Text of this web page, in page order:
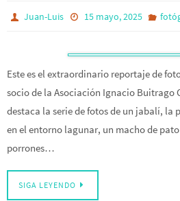
Juan-Luis 15 mayo, 2025
Este es el extraordinario reportaje de
socio de la Asociación Ignacio Buitrago
destaca la serie de fotos de un jabalí, la
en el entorno lagunar, un macho de
porrones…
SIGA LEYENDO